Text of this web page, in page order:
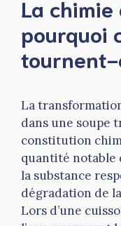
La chimie
pourquoi
tournent-
La
dans une soupe
constitution
quantité notable
la substance
dégradation de
Lors d’une